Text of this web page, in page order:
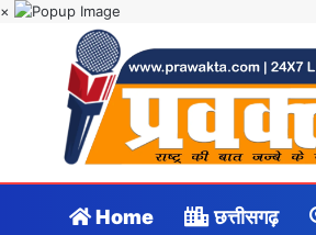
×
Home छत्तीसगढ़